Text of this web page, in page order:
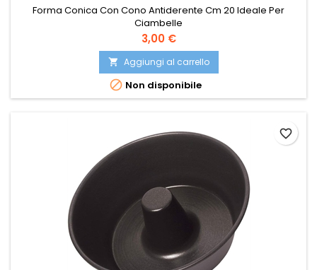
Forma Conica Con Cono Antiderente Cm 20 Ideale Per
Ciambelle
Prezzo
3,00 €
 Aggiungi al carrello
 Non disponibile
favorite_border